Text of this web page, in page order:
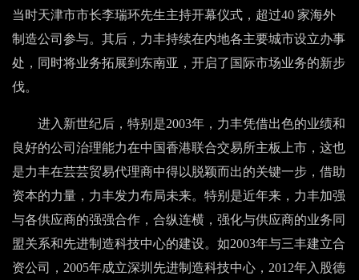
当时天津市市长李瑞环先生主持开幕仪式，超过40 家海外
制造公司参与。其后，力丰持续在内地各主要城市设立办事
处，同时将业务拓展到东南亚，开启了国际市场业务的新步
伐。
进入新世纪后，特别是2003年，力丰凭借出色的业绩和
良好的公司治理能力在中国香港联合交易所主板上市，这也
是力丰在芸芸贸易代理商中得以脱颖而出的关键一步，借助
资本的力量，力丰发力布局未来。特别是近年来，力丰加强
与各供应商的强强合作，合纵连横，强化与供应商的业务同
盟关系和先进制造科技中心的建设。如2003年与三丰建立合
资公司，2005年成立深圳先进制造科技中心，2012年入股德